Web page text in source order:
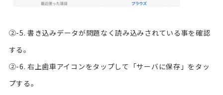
②-5. 書き込みデータが問題なく読み込みされている事を確認
する。
②-6. 右上歯車アイコンをタップして「サーバに保存」をタッ
プする。